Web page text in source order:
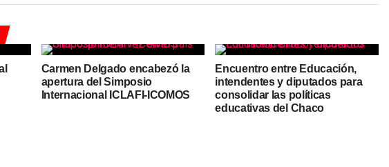
Carmen Delgado encabezó la
apertura del Simposio
Internacional ICLAFI-ICOMOS
Encuentro entre Educación,
intendentes y diputados para
consolidar las políticas
educativas del Chaco